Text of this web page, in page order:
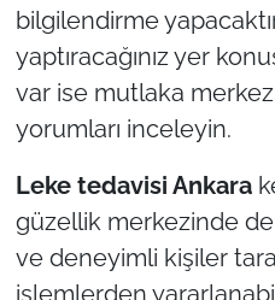
bilgilendirme
yaptıracağınız yer
var ise mutlaka merkez
yorumları inceleyin.
Leke tedavisi Ankara
güzellik merkezinde de
ve deneyimli kişiler
işlemlerden